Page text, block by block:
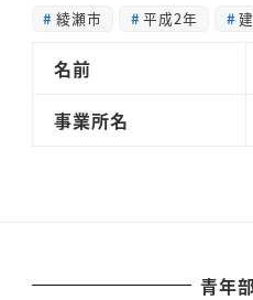
綾瀬市 平成2年
名前
事業所名
青年